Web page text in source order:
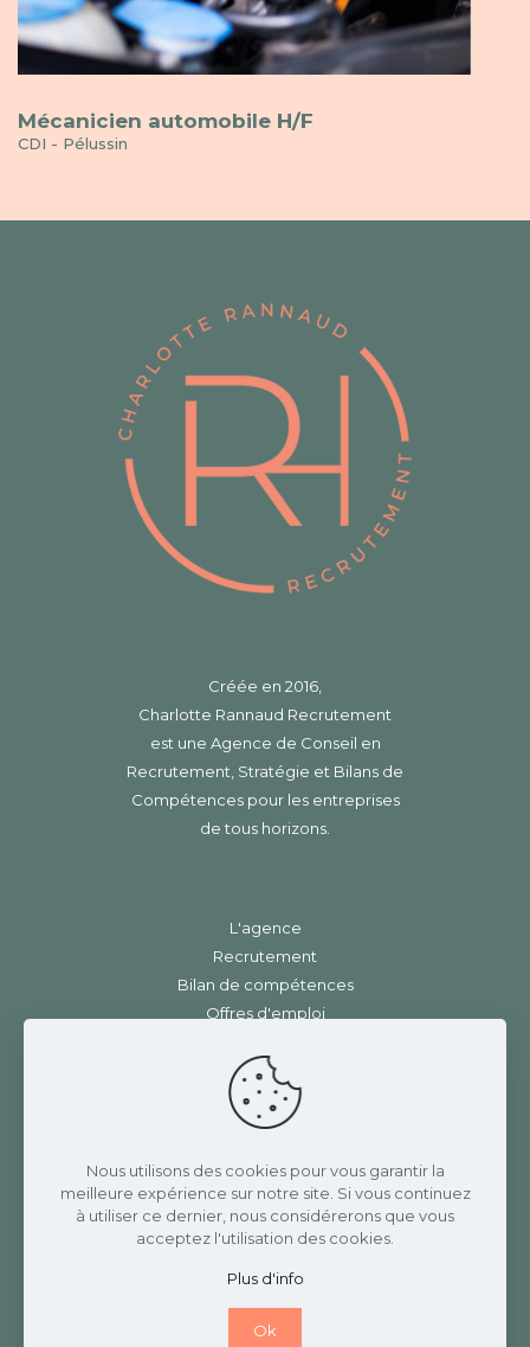
Mécanicien automobile H/F
CDI - Pélussin
Créée en 2016,
Charlotte Rannaud Recrutement
est une Agence de Conseil en
Recrutement, Stratégie et Bilans de
Compétences pour les entreprises
de tous horizons.
L'agence
Recrutement
Bilan de compétences
Offres d'emploi
Mentions légales
Charlotte Rannaud Recrutement
3 Place de la gare
42410 CHAVANAY
07 82 69 17 58
Nous utilisons des cookies pour vous garantir la
meilleure expérience sur notre site. Si vous continuez
à utiliser ce dernier, nous considérerons que vous
acceptez l'utilisation des cookies.
Plus d'info
Ok